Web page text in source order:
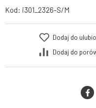
Kod: i301_2326-S/M
Dodaj do
Dodaj do